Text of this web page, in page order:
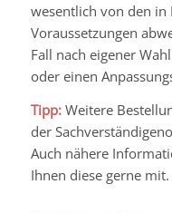
wesentlich von den
Voraussetzungen
Fall nach eigener
oder einen
Tipp:Weitere
der
Auch nähere
Ihnen diese gerne mit.